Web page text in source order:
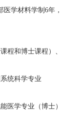
学材料学制6年
程和博士课程）
统科学专业
医学专业（博士